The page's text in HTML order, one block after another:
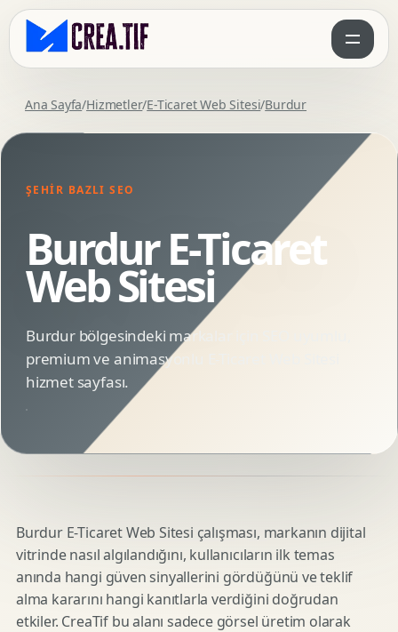
Ana Sayfa/Hizmetler/E-Ticaret Web Sitesi/Burdur
ŞEHIR BAZLI SEO
Burdur E-Ticaret
Web Sitesi
Burdur bölgesindeki markalar için SEO uyumlu,
premium ve animasyonlu E-Ticaret Web Sitesi
hizmet sayfası.
Burdur E-Ticaret Web Sitesi çalışması, markanın dijital
vitrinde nasıl algılandığını, kullanıcıların ilk temas
anında hangi güven sinyallerini gördüğünü ve teklif
alma kararını hangi kanıtlarla verdiğini doğrudan
etkiler. CreaTif bu alanı sadece görsel üretim olarak